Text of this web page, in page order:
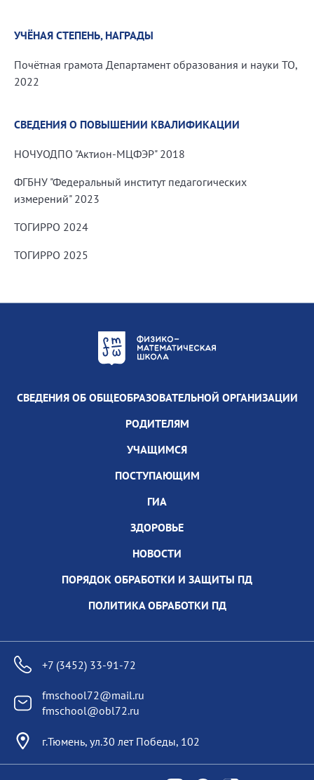
УЧЁНАЯ СТЕПЕНЬ, НАГРАДЫ
Почётная грамота Департамент образования и науки ТО,
2022
СВЕДЕНИЯ О ПОВЫШЕНИИ КВАЛИФИКАЦИИ
НОЧУОДПО "Актион-МЦФЭР" 2018
ФГБНУ "Федеральный институт педагогических
измерений" 2023
ТОГИРРО 2024
ТОГИРРО 2025
СВЕДЕНИЯ ОБ ОБЩЕОБРАЗОВАТЕЛЬНОЙ ОРГАНИЗАЦИИ
РОДИТЕЛЯМ
УЧАЩИМСЯ
ПОСТУПАЮЩИМ
ГИА
ЗДОРОВЬЕ
НОВОСТИ
ПОРЯДОК ОБРАБОТКИ И ЗАЩИТЫ ПД
ПОЛИТИКА ОБРАБОТКИ ПД
+7 (3452) 33-91-72
fmschool72@mail.ru
fmschool@obl72.ru
г.Тюмень, ул.30 лет Победы, 102